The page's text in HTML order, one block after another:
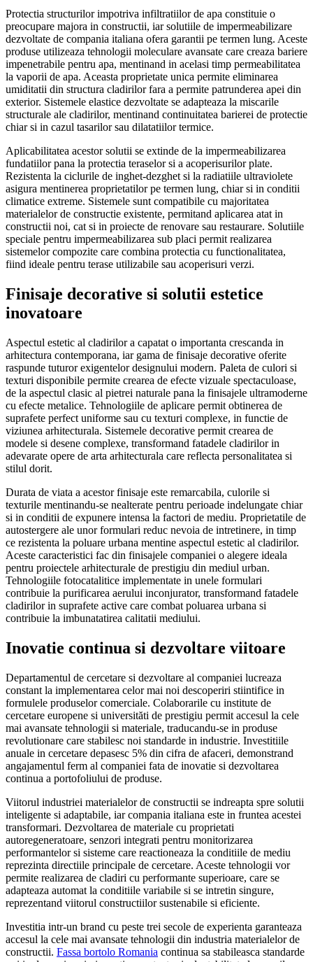
Protectia structurilor impotriva infiltratiilor de apa constituie o
preocupare majora in constructii, iar solutiile de impermeabilizare
dezvoltate de compania italiana ofera garantii pe termen lung. Aceste
produse utilizeaza tehnologii moleculare avansate care creaza bariere
impenetrabile pentru apa, mentinand in acelasi timp permeabilitatea
la vaporii de apa. Aceasta proprietate unica permite eliminarea
umiditatii din structura cladirilor fara a permite patrunderea apei din
exterior. Sistemele elastice dezvoltate se adapteaza la miscarile
structurale ale cladirilor, mentinand continuitatea barierei de protectie
chiar si in cazul tasarilor sau dilatatiilor termice.
Aplicabilitatea acestor solutii se extinde de la impermeabilizarea
fundatiilor pana la protectia teraselor si a acoperisurilor plate.
Rezistenta la ciclurile de inghet-dezghet si la radiatiile ultraviolete
asigura mentinerea proprietatilor pe termen lung, chiar si in conditii
climatice extreme. Sistemele sunt compatibile cu majoritatea
materialelor de constructie existente, permitand aplicarea atat in
constructii noi, cat si in proiecte de renovare sau restaurare. Solutiile
speciale pentru impermeabilizarea sub placi permit realizarea
sistemelor compozite care combina protectia cu functionalitatea,
fiind ideale pentru terase utilizabile sau acoperisuri verzi.
Finisaje decorative si solutii estetice
inovatoare
Aspectul estetic al cladirilor a capatat o importanta crescanda in
arhitectura contemporana, iar gama de finisaje decorative oferite
raspunde tuturor exigentelor designului modern. Paleta de culori si
texturi disponibile permite crearea de efecte vizuale spectaculoase,
de la aspectul clasic al pietrei naturale pana la finisajele ultramoderne
cu efecte metalice. Tehnologiile de aplicare permit obtinerea de
suprafete perfect uniforme sau cu texturi complexe, in functie de
viziunea arhitecturala. Sistemele decorative permit crearea de
modele si desene complexe, transformand fatadele cladirilor in
adevarate opere de arta arhitecturala care reflecta personalitatea si
stilul dorit.
Durata de viata a acestor finisaje este remarcabila, culorile si
texturile mentinandu-se nealterate pentru perioade indelungate chiar
si in conditii de expunere intensa la factori de mediu. Proprietatile de
autostergere ale unor formulari reduc nevoia de intretinere, in timp
ce rezistenta la poluare urbana mentine aspectul estetic al cladirilor.
Aceste caracteristici fac din finisajele companiei o alegere ideala
pentru proiectele arhitecturale de prestigiu din mediul urban.
Tehnologiile fotocatalitice implementate in unele formulari
contribuie la purificarea aerului inconjurator, transformand fatadele
cladirilor in suprafete active care combat poluarea urbana si
contribuie la imbunatatirea calitatii mediului.
Inovatie continua si dezvoltare viitoare
Departamentul de cercetare si dezvoltare al companiei lucreaza
constant la implementarea celor mai noi descoperiri stiintifice in
formulele produselor comerciale. Colaborarile cu institute de
cercetare europene si universităti de prestigiu permit accesul la cele
mai avansate tehnologii si materiale, traducandu-se in produse
revolutionare care stabilesc noi standarde in industrie. Investitiile
anuale in cercetare depasesc 5% din cifra de afaceri, demonstrand
angajamentul ferm al companiei fata de inovatie si dezvoltarea
continua a portofoliului de produse.
Viitorul industriei materialelor de constructii se indreapta spre solutii
inteligente si adaptabile, iar compania italiana este in fruntea acestei
transformari. Dezvoltarea de materiale cu proprietati
autoregeneratoare, senzori integrati pentru monitorizarea
performantelor si sisteme care reactioneaza la conditiile de mediu
reprezinta directiile principale de cercetare. Aceste tehnologii vor
permite realizarea de cladiri cu performante superioare, care se
adapteaza automat la conditiile variabile si se intretin singure,
reprezentand viitorul constructiilor sustenabile si eficiente.
Investitia intr-un brand cu peste trei secole de experienta garanteaza
accesul la cele mai avansate tehnologii din industria materialelor de
constructii. Fassa bortolo Romania continua sa stabileasca standarde